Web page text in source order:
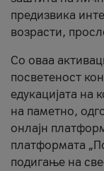
предизвика
возрасти,
Со оваа
посветеност
едукацијата на
на паметно,
онлајн
платформата
подигање на